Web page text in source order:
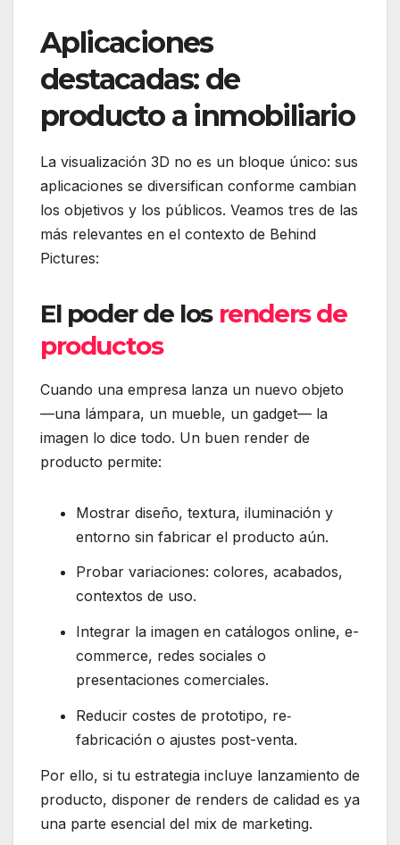
Aplicaciones
destacadas: de
producto a inmobiliario
La visualización 3D no es un bloque único: sus
aplicaciones se diversifican conforme cambian
los objetivos y los públicos. Veamos tres de las
más relevantes en el contexto de Behind
Pictures:
El poder de los renders de
productos
Cuando una empresa lanza un nuevo objeto
—una lámpara, un mueble, un gadget— la
imagen lo dice todo. Un buen render de
producto permite:
Mostrar diseño, textura, iluminación y
entorno sin fabricar el producto aún.
Probar variaciones: colores, acabados,
contextos de uso.
Integrar la imagen en catálogos online, e-
commerce, redes sociales o
presentaciones comerciales.
Reducir costes de prototipo, re‐
fabricación o ajustes post-venta.
Por ello, si tu estrategia incluye lanzamiento de
producto, disponer de renders de calidad es ya
una parte esencial del mix de marketing.